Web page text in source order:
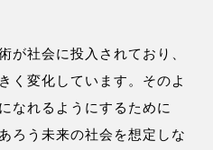
が社会に投入されており、
く変化しています。そのよ
なれるようにするために
ろう未来の社会を想定しな